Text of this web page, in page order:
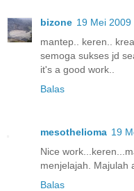
bizone 19 Mei
mantep.. keren..
semoga sukses jd
it's a good work..
Balas
mesothelioma 19
Nice
menjelajah. Majulah
Balas